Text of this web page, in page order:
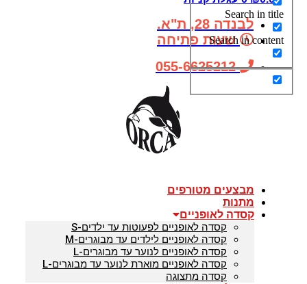
Search in
Search in
לבנדה 28, ת"א.
שעות פתיחה
055-6625212
מבצעים מטורפים
מתנות
קסדה לאופניים
קסדה לאופניים לפעוטות עד ילדים-S
קסדה לאופניים לילדים עד מבוגרים-M
קסדה לאופניים לנוער עד מבוגרים-L
קסדה לאופניים מוארת לנוער עד מבוגרים-L
קסדה מתצוגה